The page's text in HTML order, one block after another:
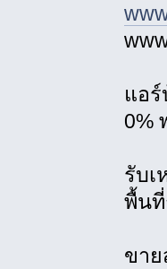
แอ
0%
รับเ
พื้น
ขาย